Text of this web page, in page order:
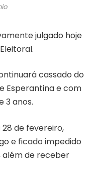
julgado hoje
cassado do
Esperantina e com
3 anos.
de fevereiro,
e ficado impedido
além de receber